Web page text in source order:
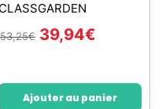
CLASSGARDEN
53,25€ 39,94€
Ajouter au panier